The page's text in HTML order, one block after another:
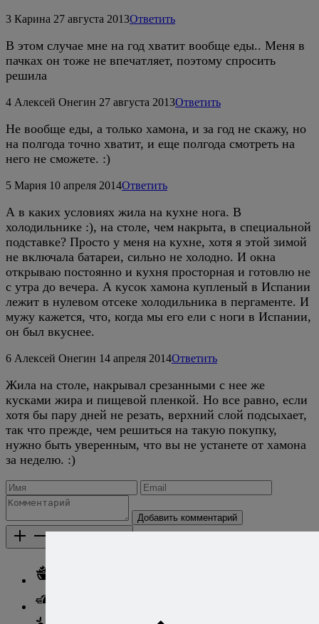
3 Карина 27 августа 2013Ответить
В этом случае мне на год хватит вообще еды.. Меня в
пачках он тоже не впечатляет, поэтому спросить
решила
4 Алексей Онегин 27 августа 2013Ответить
Не вообще еды, а только хамона, и за год не скажу, но
на полгода точно хватит, и еще полгода смотреть на
него не сможете. :)
5 Мария 10 апреля 2014Ответить
А в каких условиях жила на кухне нога. В
холодильнике :), на столе, чем накрыта, в специальной
подставке? Просто у меня на кухне, хотя я этой зимой
не включала батареи, сильно не холодно. И окна
открываю постоянно и кухня просторная и готовлю не
с утра до вечера. А кусок хамона купленый в Испании
лежит в нулевом отсеке холодильника в пергаменте. И
мужу кажется, что, когда мы его ели с ноги в Испании,
он был вкуснее.
6 Алексей Онегин 14 апреля 2014Ответить
Жила на столе, накрывал срезанными с нее же
кусками жира и пищевой пленкой. Но все равно, если
хотя бы пару дней не резать, верхний слой подсыхает,
так что прежде, чем решиться на такую покупку,
нужно быть уверенным, что вы не устанете от хамона
за неделю. :)
Добавить комментарий